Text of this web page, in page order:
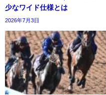
少なワイド仕様とは
2026年7月3日